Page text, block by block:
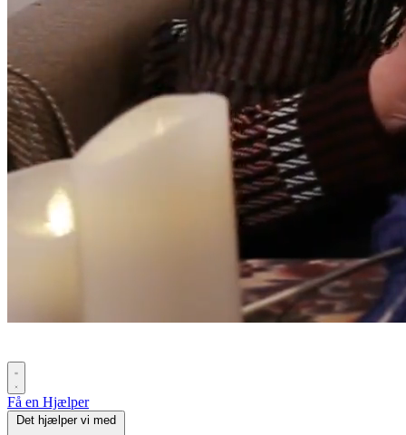
Få en Hjælper
Det hjælper vi med